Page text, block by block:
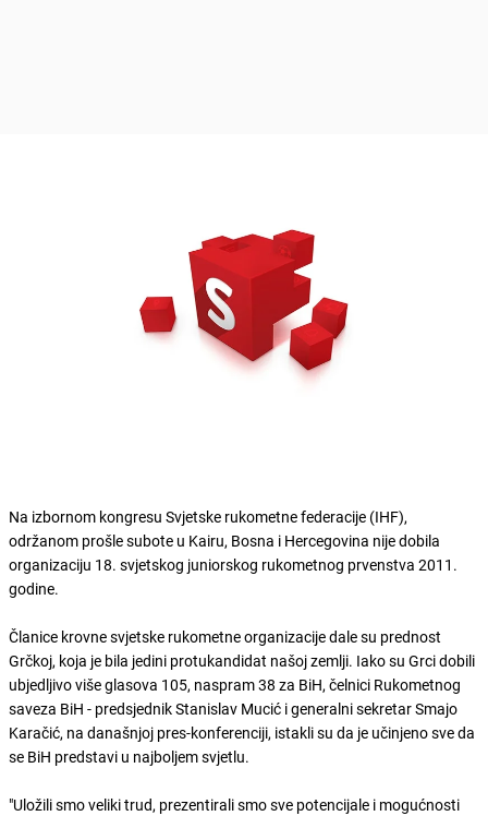
Na izbornom kongresu Svjetske rukometne federacije (IHF),
održanom prošle subote u Kairu, Bosna i Hercegovina nije dobila
organizaciju 18. svjetskog juniorskog rukometnog prvenstva 2011.
godine.
Članice krovne svjetske rukometne organizacije dale su prednost
Grčkoj, koja je bila jedini protukandidat našoj zemlji. Iako su Grci dobili
ubjedljivo više glasova 105, naspram 38 za BiH, čelnici Rukometnog
saveza BiH - predsjednik Stanislav Mucić i generalni sekretar Smajo
Karačić, na današnjoj pres-konferenciji, istakli su da je učinjeno sve da
se BiH predstavi u najboljem svjetlu.
"Uložili smo veliki trud, prezentirali smo sve potencijale i mogućnosti